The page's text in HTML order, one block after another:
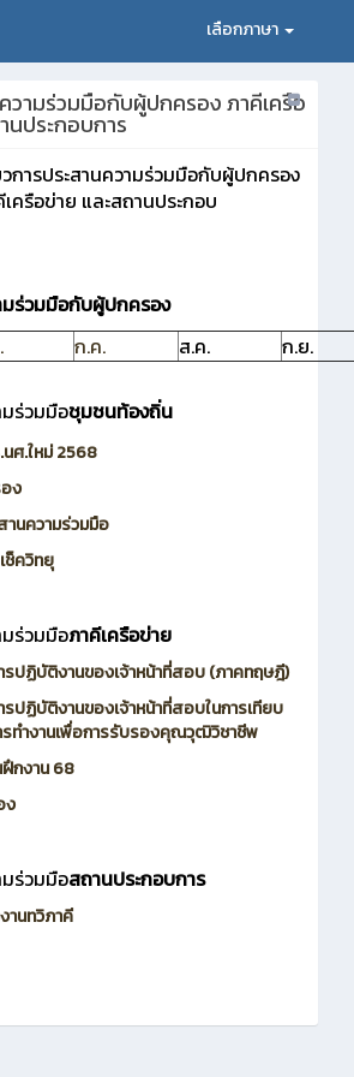
เลือกภาษา
วามร่วมมือกับผู้ปกครอง ภาคีเครือ
นประกอบการ
การประสานความร่วมมือกับผู้ปกครอง
ครือข่าย และสถานประกอบ
มร่วมมือกับผู้ปกครอง
ก.ค. ส.ค. ก.ย.
มร่วมมือชุมชนท้องถิ่น
ศ.ใหม่ 2568
ง
นความร่วมมือ
ช็ควิทยุ
มร่วมมือภาคีเครือข่าย
รปฏิบัติงานของเจ้าหน้าที่สอบ (ภาคทฤษฎี)
ปฏิบัติงานของเจ้าหน้าที่สอบในการเทียบ
ทำงานเพื่อการรับรองคุณวุฒิวิชาชีพ
กงาน 68
ง
มร่วมมือสถานประกอบการ
านทวิภาคี